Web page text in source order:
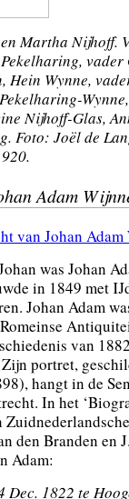
Martha Nijhoff.
Hein Wynne,
Nijhoff-Glas,
Foto: Joël de
Adam
van Johan Adam
was Johan
in 1849 met
Johan Adam
van
portret,
hangt in de
In het
den Branden en
Adam:
Dec. 1822 te